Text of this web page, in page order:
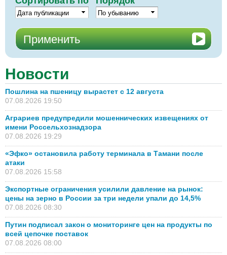
Новости
Пошлина на пшеницу вырастет с 12 августа
07.08.2026 19:50
Аграриев предупредили мошеннических извещениях от
имени Россельхознадзора
07.08.2026 19:29
«Эфко» остановила работу терминала в Тамани после
атаки
07.08.2026 15:58
Экспортные ограничения усилили давление на рынок:
цены на зерно в России за три недели упали до 14,5%
07.08.2026 08:30
Путин подписал закон о мониторинге цен на продукты по
всей цепочке поставок
07.08.2026 08:00